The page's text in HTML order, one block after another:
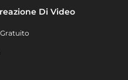
Di Video